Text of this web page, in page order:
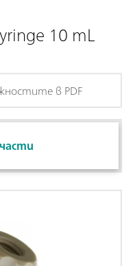
10 mL
в PDF